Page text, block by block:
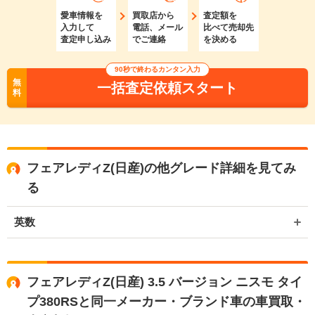
愛車情報を
入力して
査定申し込み
買取店から
電話、メール
でご連絡
査定額を
比べて売却先
を決める
無
料
90秒で終わるカンタン入力
一括査定依頼スタート
フェアレディZ(日産)の他グレード詳細を見てみ
る
英数
フェアレディZ(日産) 3.5 バージョン ニスモ タイ
プ380RSと同一メーカー・ブランド車の車買取・